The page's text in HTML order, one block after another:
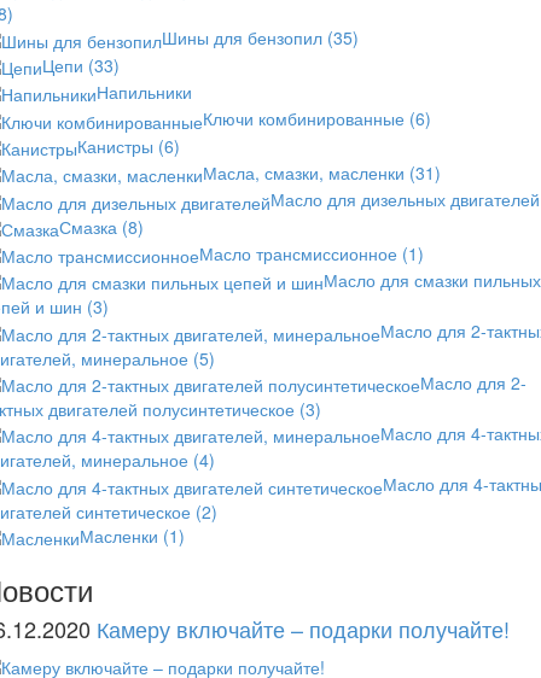
Шины для бензопил (35)
Цепи (33)
Напильники
Ключи комбинированные (6)
Канистры (6)
Масла, смазки, масленки (31)
Масло для дизельных двигателей
Смазка (8)
Масло трансмиссионное (1)
Масло для смазки пильных
и шин (3)
Масло для 2-
минеральное (5)
Масло для 2-
двигателей полусинтетическое (3)
Масло для 4-
минеральное (4)
Масло для 4-
синтетическое (2)
Масленки (1)
Камеру включайте – подарки получайте!